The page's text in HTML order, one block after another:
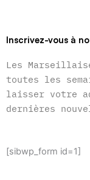
Inscrivez-vous à
Les
toutes les
laisser votre
dernières
[sibwp_form id=1]